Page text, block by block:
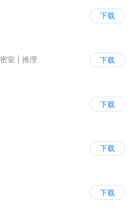
下载
密室
推理
下载
下载
下载
下载